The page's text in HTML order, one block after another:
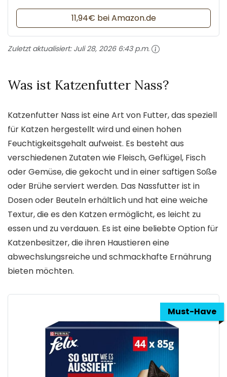
11,94€ bei Amazon.de
Zuletzt aktualisiert: Juli 28, 2026 6:43 p.m.
Was ist Katzenfutter Nass?
Katzenfutter Nass ist eine Art von Futter, das speziell
für Katzen hergestellt wird und einen hohen
Feuchtigkeitsgehalt aufweist. Es besteht aus
verschiedenen Zutaten wie Fleisch, Geflügel, Fisch
oder Gemüse, die gekocht und in einer saftigen Soße
oder Brühe serviert werden. Das Nassfutter ist in
Dosen oder Beuteln erhältlich und hat eine weiche
Textur, die es den Katzen ermöglicht, es leicht zu
essen und zu verdauen. Es ist eine beliebte Option für
Katzenbesitzer, die ihren Haustieren eine
abwechslungsreiche und schmackhafte Ernährung
bieten möchten.
Must-Have